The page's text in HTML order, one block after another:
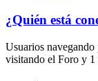
¿Quién está
Usuarios
visitando el Foro y